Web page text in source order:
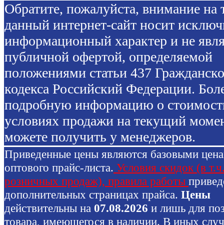
Обратите, пожалуйста, внимание на
данный интернет-сайт носит
информационный характер и не
публичной офертой, определяемой
положениями статьи 437
кодекса Российский Федерации.
подробную информацию о
условиях продажи на текущий
можете получить у менеджеров.
Приведенные цены являются базовыми
оптового прайс-листа. Условия скидок (в
розничных продаж), правила работы
дополнительных страницах прайса. Цены
действительны на 07.08.2026 и лишь для
товара, имеющегося в наличии. В иных